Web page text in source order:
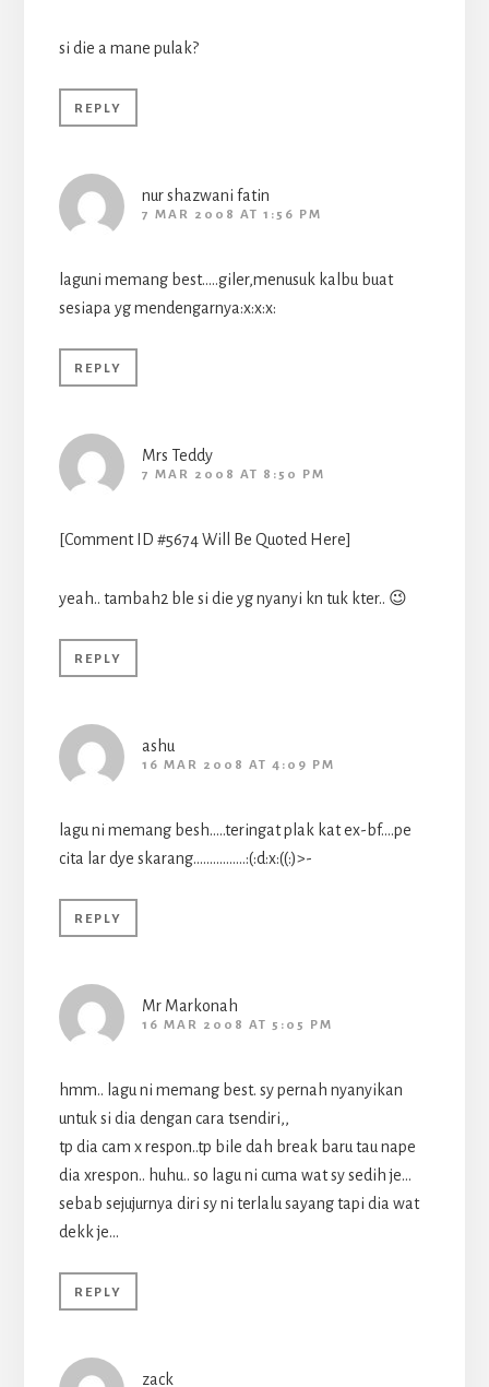
si die a mane pulak?
REPLY
nur shazwani fatin
7 MAR 2008 AT 1:56 PM
laguni memang best…..giler,menusuk kalbu buat
sesiapa yg mendengarnya:x:x:x:
REPLY
Mrs Teddy
7 MAR 2008 AT 8:50 PM
[Comment ID #5674 Will Be Quoted Here]
yeah.. tambah2 ble si die yg nyanyi kn tuk kter.. 😉
REPLY
ashu
16 MAR 2008 AT 4:09 PM
lagu ni memang besh…..teringat plak kat ex-bf….pe
cita lar dye skarang…………….:(:d:x:((:)>-
REPLY
Mr Markonah
16 MAR 2008 AT 5:05 PM
hmm.. lagu ni memang best. sy pernah nyanyikan
untuk si dia dengan cara tsendiri,,
tp dia cam x respon..tp bile dah break baru tau nape
dia xrespon.. huhu.. so lagu ni cuma wat sy sedih je…
sebab sejujurnya diri sy ni terlalu sayang tapi dia wat
dekk je…
REPLY
zack